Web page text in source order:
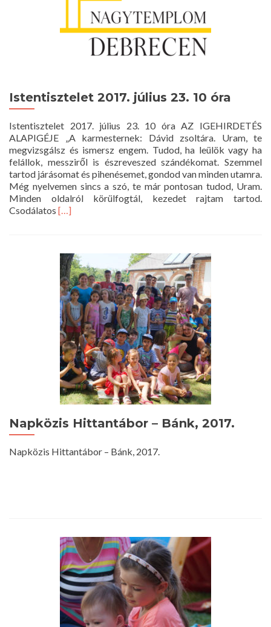
Istentisztelet 2017. július 23. 10 óra
Istentisztelet 2017. július 23. 10 óra AZ IGEHIRDETÉS
ALAPIGÉJE „A karmesternek: Dávid zsoltára. Uram, te
megvizsgálsz és ismersz engem. Tudod, ha leülök vagy ha
felállok, messziről is észreveszed szándékomat. Szemmel
tartod járásomat és pihenésemet, gondod van minden utamra.
Még nyelvemen sincs a szó, te már pontosan tudod, Uram.
Minden oldalról körülfogtál, kezedet rajtam tartod.
Csodálatos Read
2017.
július
23.
10
óra
[…]
Napközis Hittantábor – Bánk, 2017.
Napközis Hittantábor – Bánk, 2017.